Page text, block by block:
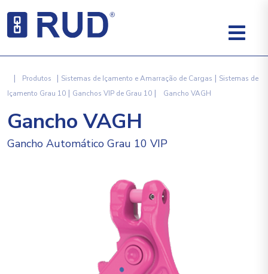
| Produtos | Sistemas de Içamento e Amarração de Cargas | Sistemas de
Içamento Grau 10 | Ganchos VIP de Grau 10 | Gancho VAGH
Gancho VAGH
Gancho Automático Grau 10 VIP